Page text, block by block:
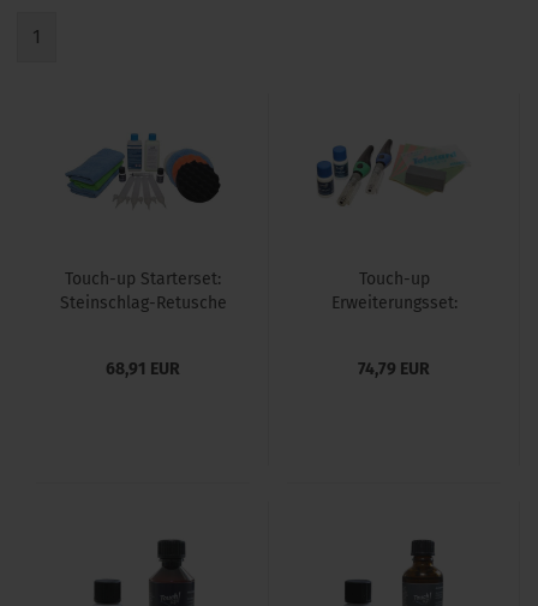
1
Touch-up Starterset:
Steinschlag-Retusche
68,91 EUR
Touch-up
Erweiterungsset:
74,79 EUR